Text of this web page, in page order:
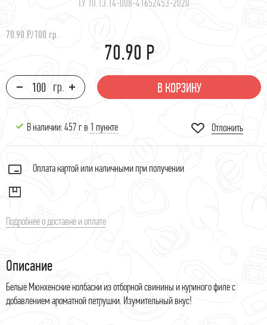
ТУ 10.13.14-008-41652453-2020
70.90 Р/100 гр.
70.90 Р
В КОРЗИНУ
Отложить
В наличии: 457 г в 1 пункте
Оплата картой или наличными при получении
Подробнее о доставке и оплате
Описание
Белые Мюнхенские колбаски из отборной свинины и куриного филе с
добавлением ароматной петрушки. Изумительный вкус!